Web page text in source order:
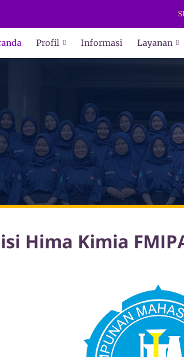
Profil Informasi Layanan
Hima Kimia